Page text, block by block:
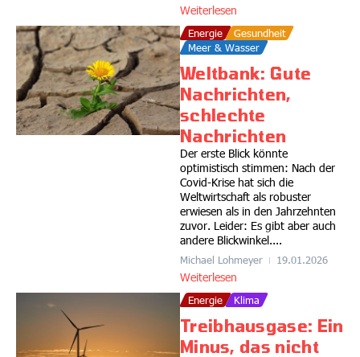
Weiterlesen
Energie
Gesundheit
Meer & Wasser
Weltbank: Gute
Nachrichten,
schlechte
Nachrichten
Der erste Blick könnte
optimistisch stimmen: Nach der
Covid-Krise hat sich die
Weltwirtschaft als robuster
erwiesen als in den Jahrzehnten
zuvor. Leider: Es gibt aber auch
andere Blickwinkel....
Michael Lohmeyer 19.01.2026
Weiterlesen
Energie Klima
Treibhausgase: Ein
Minus, das nicht